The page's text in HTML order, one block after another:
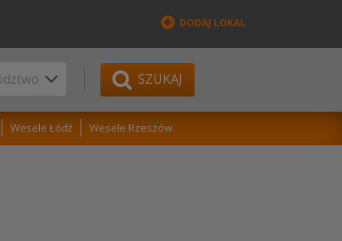
DODAJ LOKAL
SZUKAJ
Wesele Łódź Wesele Rzeszów